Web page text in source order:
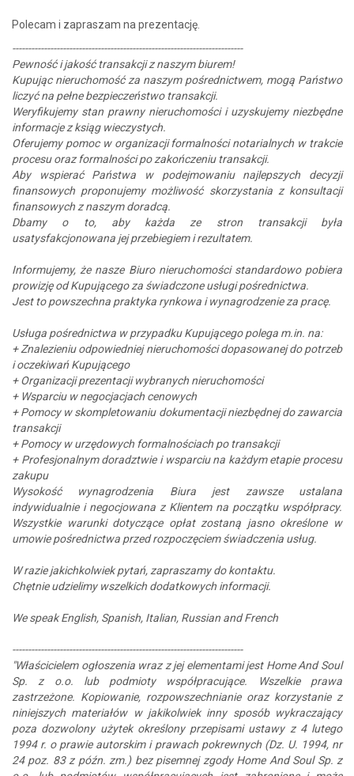
Polecam i zapraszam na prezentację.
-------------------------------------------------------------------------
Pewność i jakość transakcji z naszym biurem!
Kupując nieruchomość za naszym pośrednictwem, mogą Państwo
liczyć na pełne bezpieczeństwo transakcji.
Weryfikujemy stan prawny nieruchomości i uzyskujemy niezbędne
informacje z ksiąg wieczystych.
Oferujemy pomoc w organizacji formalności notarialnych w trakcie
procesu oraz formalności po zakończeniu transakcji.
Aby wspierać Państwa w podejmowaniu najlepszych decyzji
finansowych proponujemy możliwość skorzystania z konsultacji
finansowych z naszym doradcą.
Dbamy o to, aby każda ze stron transakcji była
usatysfakcjonowana jej przebiegiem i rezultatem.
Informujemy, że nasze Biuro nieruchomości standardowo pobiera
prowizję od Kupującego za świadczone usługi pośrednictwa.
Jest to powszechna praktyka rynkowa i wynagrodzenie za pracę.
Usługa pośrednictwa w przypadku Kupującego polega m.in. na:
+ Znalezieniu odpowiedniej nieruchomości dopasowanej do potrzeb
i oczekiwań Kupującego
+ Organizacji prezentacji wybranych nieruchomości
+ Wsparciu w negocjacjach cenowych
+ Pomocy w skompletowaniu dokumentacji niezbędnej do zawarcia
transakcji
+ Pomocy w urzędowych formalnościach po transakcji
+ Profesjonalnym doradztwie i wsparciu na każdym etapie procesu
zakupu
Wysokość wynagrodzenia Biura jest zawsze ustalana
indywidualnie i negocjowana z Klientem na początku współpracy.
Wszystkie warunki dotyczące opłat zostaną jasno określone w
umowie pośrednictwa przed rozpoczęciem świadczenia usług.
W razie jakichkolwiek pytań, zapraszamy do kontaktu.
Chętnie udzielimy wszelkich dodatkowych informacji.
We speak English, Spanish, Italian, Russian and French
-------------------------------------------------------------------------
"Właścicielem ogłoszenia wraz z jej elementami jest Home And Soul
Sp. z o.o. lub podmioty współpracujące. Wszelkie prawa
zastrzeżone. Kopiowanie, rozpowszechnianie oraz korzystanie z
niniejszych materiałów w jakikolwiek inny sposób wykraczający
poza dozwolony użytek określony przepisami ustawy z 4 lutego
1994 r. o prawie autorskim i prawach pokrewnych (Dz. U. 1994, nr
24 poz. 83 z późn. zm.) bez pisemnej zgody Home And Soul Sp. z